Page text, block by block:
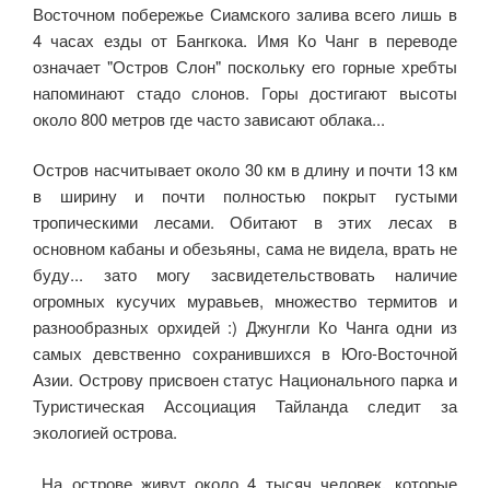
Восточном побережье Сиамского залива всего лишь в
4 часах езды от Бангкока. Имя Ко Чанг в переводе
означает "Остров Слон" поскольку его горные хребты
напоминают стадо слонов. Горы достигают высоты
около 800 метров где часто зависают облака...
Остров насчитывает около 30 км в длину и почти 13 км
в ширину и почти полностью покрыт густыми
тропическими лесами. Обитают в этих лесах в
основном кабаны и обезьяны, сама не видела, врать не
буду... зато могу засвидетельствовать наличие
огромных кусучих муравьев, множество термитов и
разнообразных орхидей :) Джунгли Ко Чанга одни из
самых девственно сохранившихся в Юго-Восточной
Азии. Острову присвоен статус Национального парка и
Туристическая Ассоциация Тайланда следит за
экологией острова.
На острове живут около 4 тысяч человек, которые